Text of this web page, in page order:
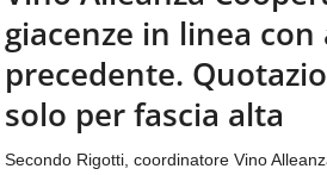
aggiornamenti
quotidiani
temi
come
ospitalità,
ristorazione,
CONTATTI
giacenze in linea con
precedente.
solo per fascia alta
Secondo Rigotti, coordinatore Vino